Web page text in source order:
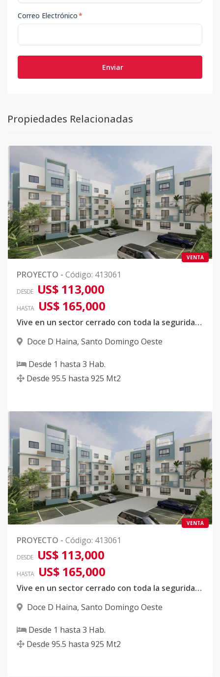
Correo Electrónico*
Enviar
Propiedades Relacionadas
VENTA
PROYECTO - Código: 413061
DESDE US$ 113,000
HASTA US$ 165,000
Vive en un sector cerrado con toda la seguridad y tranquilidad sin contaminación sonica, ambiental y atmosferica
Doce D Haina, Santo Domingo Oeste
Desde 1 hasta 3 Hab.
Desde 95.5 hasta 925 Mt2
VENTA
PROYECTO - Código: 413061
DESDE US$ 113,000
HASTA US$ 165,000
Vive en un sector cerrado con toda la seguridad y tranquilidad sin contaminación sonica, ambiental y atmosferica
Doce D Haina, Santo Domingo Oeste
Desde 1 hasta 3 Hab.
Desde 95.5 hasta 925 Mt2